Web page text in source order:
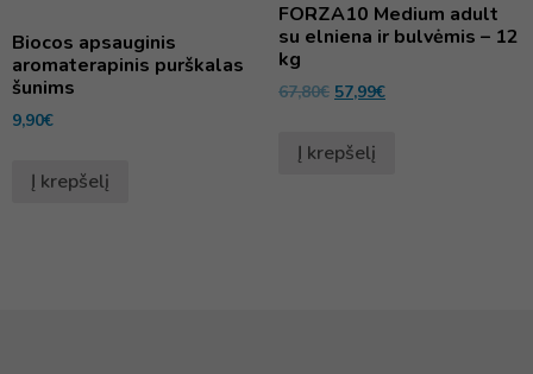
Biocos apsauginis
aromaterapinis purškalas
šunims
9,90€
Į krepšelį
FORZA10 Medium adult
su elniena ir bulvėmis – 12
kg
67,80€ 57,99€
Į krepšelį